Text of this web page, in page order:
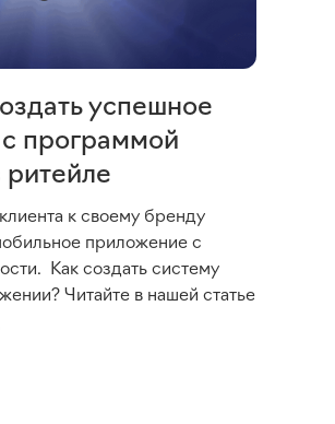
успешное
программой
ритейле
к своему бренду
приложение с
Как создать систему
Читайте в нашей статье